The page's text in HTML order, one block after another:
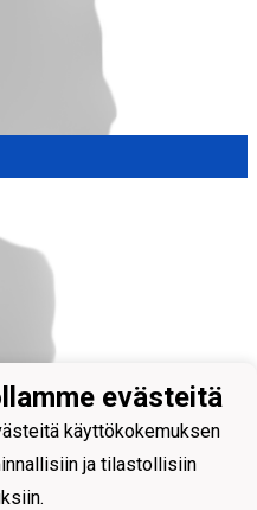
evästeitä
käyttökokemuksen
ja tilastollisiin